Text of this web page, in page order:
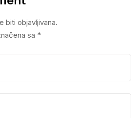
biti objavljivana.
sa *